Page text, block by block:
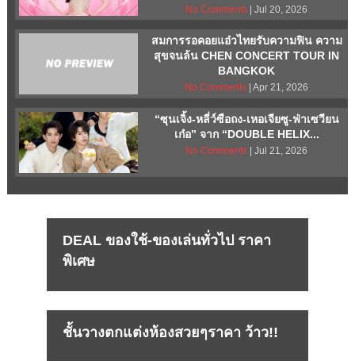
No Comments | Jul 20, 2026
สมการรอคอยแอ๋วไทยรับความฟิน ความ
สุขจนล้น CHEN CONCERT TOUR IN
BANGKOK
No Comments | Apr 21, 2026
“ซุนเจิ้ง-หลี่ว์ซือถง-เหอเจียซู-ฟ่าเซวียน
เก๋อ” จาก “DOUBLE HELIX...
No Comments | Jul 21, 2026
DEAL ของใช้-ของเล่นทั่วไป ราคา
พิเศษ
ชั้นวางตกแต่งห้องสวยๆราคา ว้าว!!